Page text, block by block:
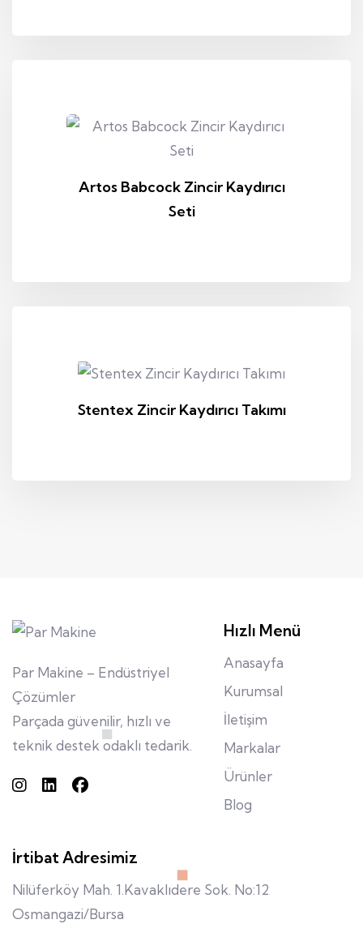
Artos Babcock Zincir Kaydırıcı
Seti
Stentex Zincir Kaydırıcı Takımı
Par Makine – Endüstriyel
Çözümler
Parçada güvenilir, hızlı ve
teknik destek odaklı tedarik.
Hızlı Menü
Anasayfa
Kurumsal
İletişim
Markalar
Ürünler
Blog
İrtibat Adresimiz
Nilüferköy Mah. 1.Kavaklıdere Sok. No:12
Osmangazi/Bursa